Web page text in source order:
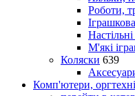
Роботи,
Настільні
М'які
Коляски 639
Комп'ютери,